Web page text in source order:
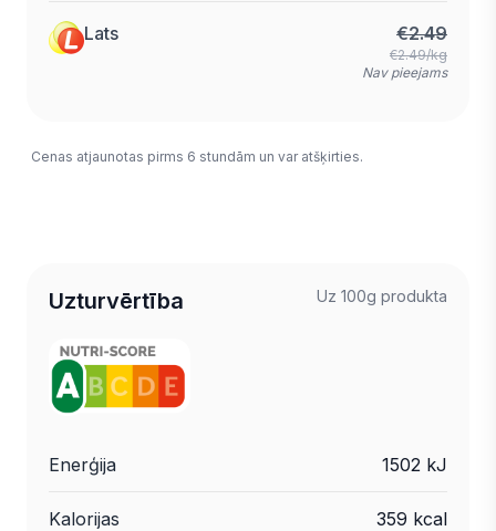
Lats €2.49
€2.49/kg
Nav pieejams
Cenas atjaunotas pirms 6 stundām un var atšķirties.
Uzturvērtība Uz 100g produkta
Enerģija 1502 kJ
Kalorijas 359 kcal